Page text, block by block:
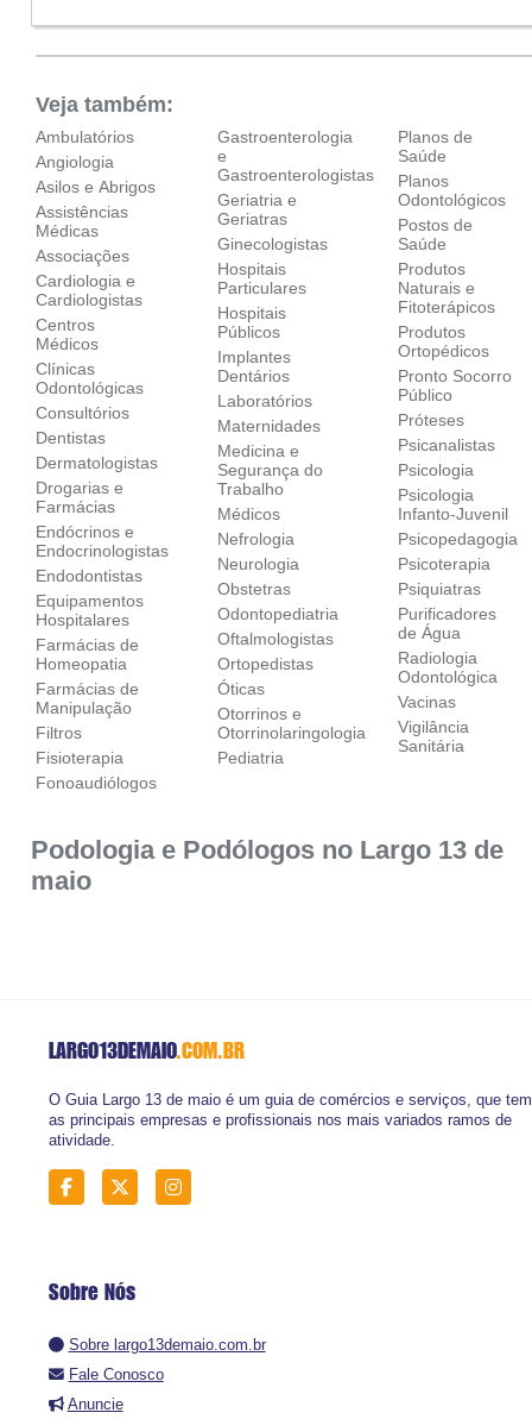
Veja também:
Ambulatórios
Angiologia
Asilos e Abrigos
Assistências
Médicas
Associações
Cardiologia e
Cardiologistas
Centros
Médicos
Clínicas
Odontológicas
Consultórios
Dentistas
Dermatologistas
Drogarias e
Farmácias
Endócrinos e
Endocrinologistas
Endodontistas
Equipamentos
Hospitalares
Farmácias de
Homeopatia
Farmácias de
Manipulação
Filtros
Fisioterapia
Fonoaudiólogos
Gastroenterologia
e
Gastroenterologistas
Geriatria e
Geriatras
Ginecologistas
Hospitais
Particulares
Hospitais
Públicos
Implantes
Dentários
Laboratórios
Maternidades
Medicina e
Segurança do
Trabalho
Médicos
Nefrologia
Neurologia
Obstetras
Odontopediatria
Oftalmologistas
Ortopedistas
Óticas
Otorrinos e
Otorrinolaringologia
Pediatria
Planos de
Saúde
Planos
Odontológicos
Postos de
Saúde
Produtos
Naturais e
Fitoterápicos
Produtos
Ortopédicos
Pronto Socorro
Público
Próteses
Psicanalistas
Psicologia
Psicologia
Infanto-Juvenil
Psicopedagogia
Psicoterapia
Psiquiatras
Purificadores
de Água
Radiologia
Odontológica
Vacinas
Vigilância
Sanitária
Podologia e Podólogos no Largo 13 de
maio
LARGO13DEMAIO.COM.BR
O Guia Largo 13 de maio é um guia de comércios e serviços, que tem
as principais empresas e profissionais nos mais variados ramos de
atividade.
Sobre Nós
Sobre largo13demaio.com.br
Fale Conosco
Anuncie